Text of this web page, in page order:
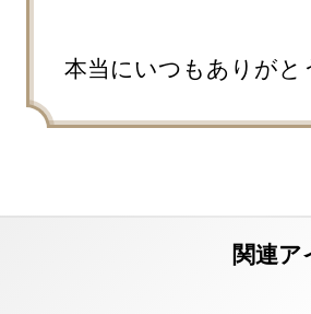
本当にいつもありがと